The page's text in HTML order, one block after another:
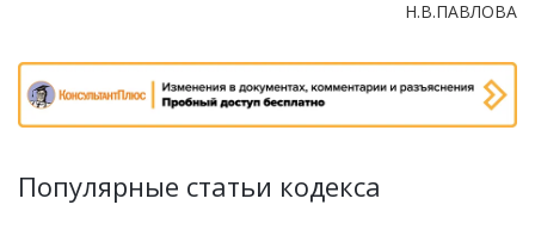
Н.В.ПАВЛОВА
Популярные статьи кодекса